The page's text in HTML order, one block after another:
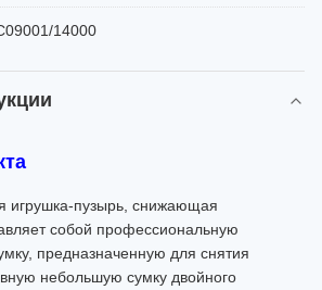
14000
игрушка-пузырь, снижающая
собой профессиональную
предназначенную для снятия
небольшую сумку двойного